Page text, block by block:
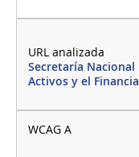
Secretaría
Activos y el